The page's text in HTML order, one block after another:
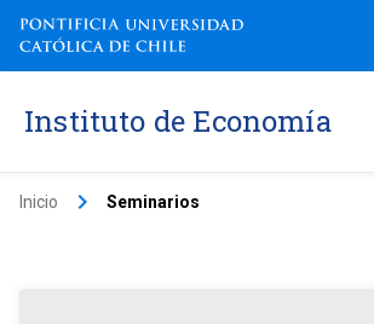
Instituto de Economía
Inicio keyboard_arrow_right Seminarios